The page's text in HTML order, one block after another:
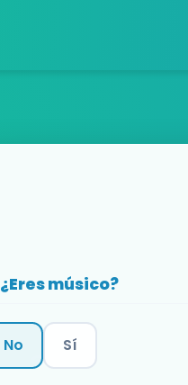
¿Eres músico?
No Sí